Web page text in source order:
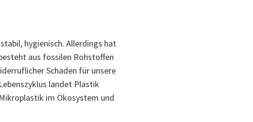
hygienisch. Allerdings hat
aus fossilen Rohstoffen
Schaden für unsere
landet Plastik
im Ökosystem und